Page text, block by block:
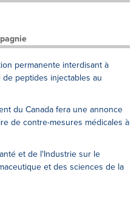
permanente interdisant à
peptides injectables au
du Canada fera une annonce
de contre-mesures médicales à
et de l'Industrie sur le
et des sciences de la